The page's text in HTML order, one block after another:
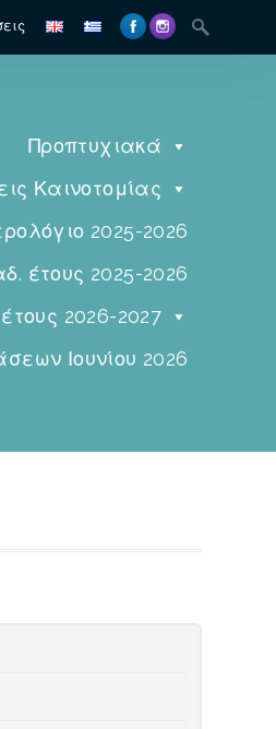
Προπτυχιακά
Καινοτομίας
2025-2026
έτους 2025-2026
2026-2027
Ιουνίου 2026